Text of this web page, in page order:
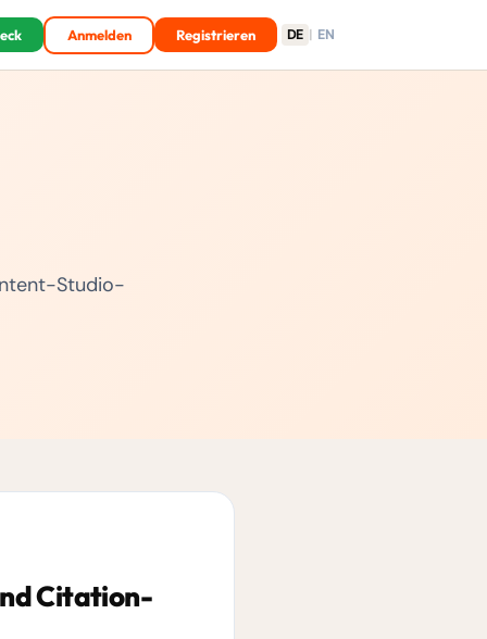
Anmelden Registrieren DE | EN
Studio-
Citation-